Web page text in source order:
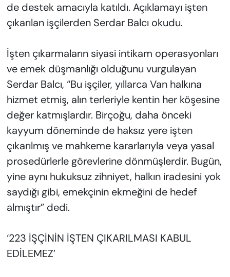
de destek amacıyla katıldı. Açıklamayı işten
çıkarılan işçilerden Serdar Balcı okudu.
İşten çıkarmaların siyasi intikam operasyonları
ve emek düşmanlığı olduğunu vurgulayan
Serdar Balcı, “Bu işçiler, yıllarca Van halkına
hizmet etmiş, alın terleriyle kentin her köşesine
değer katmışlardır. Birçoğu, daha önceki
kayyum döneminde de haksız yere işten
çıkarılmış ve mahkeme kararlarıyla veya yasal
prosedürlerle görevlerine dönmüşlerdir. Bugün,
yine aynı hukuksuz zihniyet, halkın iradesini yok
saydığı gibi, emekçinin ekmeğini de hedef
almıştır” dedi.
‘223 İŞÇİNİN İŞTEN ÇIKARILMASI KABUL
EDİLEMEZ’